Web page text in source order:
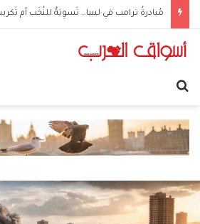
مُبادرةُ ترامب في ليبيا… تَسوِيَةٌ للنُخَب أم